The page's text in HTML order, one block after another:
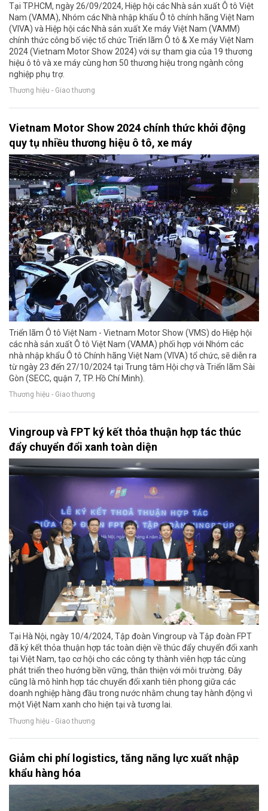
Tại TP.HCM, ngày 26/09/2024, Hiệp hội các Nhà sản xuất Ô tô Việt
Nam (VAMA), Nhóm các Nhà nhập khẩu Ô tô chính hãng Việt Nam
(VIVA) và Hiệp hội các Nhà sản xuất Xe máy Việt Nam (VAMM)
chính thức công bố việc tổ chức Triển lãm Ô tô & Xe máy Việt Nam
2024 (Vietnam Motor Show 2024) với sự tham gia của 19 thương
hiệu ô tô và xe máy cùng hơn 50 thương hiệu trong ngành công
nghiệp phụ trợ.
Thương hiệu - Giao thương
Vietnam Motor Show 2024 chính thức khởi động
quy tụ nhiều thương hiệu ô tô, xe máy
Triển lãm Ô tô Việt Nam - Vietnam Motor Show (VMS) do Hiệp hội
các nhà sản xuất Ô tô Việt Nam (VAMA) phối hợp với Nhóm các
nhà nhập khẩu Ô tô Chính hãng Việt Nam (VIVA) tổ chức, sẽ diễn ra
từ ngày 23 đến 27/10/2024 tại Trung tâm Hội chợ và Triển lãm Sài
Gòn (SECC, quận 7, TP. Hồ Chí Minh).
Thương hiệu - Giao thương
Vingroup và FPT ký kết thỏa thuận hợp tác thúc
đẩy chuyển đổi xanh toàn diện
Tại Hà Nội, ngày 10/4/2024, Tập đoàn Vingroup và Tập đoàn FPT
đã ký kết thỏa thuận hợp tác toàn diện về thúc đẩy chuyển đổi xanh
tại Việt Nam, tạo cơ hội cho các công ty thành viên hợp tác cùng
phát triển theo hướng bền vững, thân thiện với môi trường. Đây
cũng là mô hình hợp tác chuyển đổi xanh tiên phong giữa các
doanh nghiệp hàng đầu trong nước nhằm chung tay hành động vì
một Việt Nam xanh cho hiện tại và tương lai.
Thương hiệu - Giao thương
Giảm chi phí logistics, tăng năng lực xuất nhập
khẩu hàng hóa